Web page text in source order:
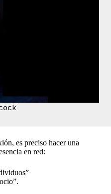
es preciso hacer una
en red: